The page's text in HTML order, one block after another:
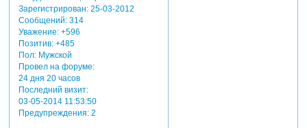
Зарегистрирован: 25-03-2012
Сообщений:314
Уважение: +596
Позитив: +485
Пол:Мужской
Провел на форуме:
24 дня 20 часов
Последний визит:
03-05-2014 11:53:50
Предупреждения:2